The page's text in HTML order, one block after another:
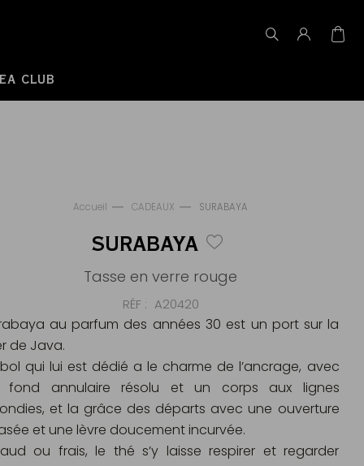
CLUB
Accueil CADEAUX SURABAYA
SURABAYA
Tasse en verre rouge
RÉF A20420
au parfum des années 30 est un port sur la
de Java.
qui lui est dédié a le charme de l’ancrage, avec
fond annulaire résolu et un corps aux lignes
et la grâce des départs avec une ouverture
et une lèvre doucement incurvée.
ou frais, le thé s’y laisse respirer et regarder